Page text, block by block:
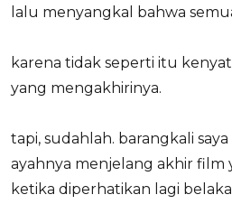
lalu menyangkal bahwa
karena tidak seperti itu
yang mengakhirinya.
tapi, sudahlah. barangkali
ayahnya menjelang akhir
ketika diperhatikan lagi